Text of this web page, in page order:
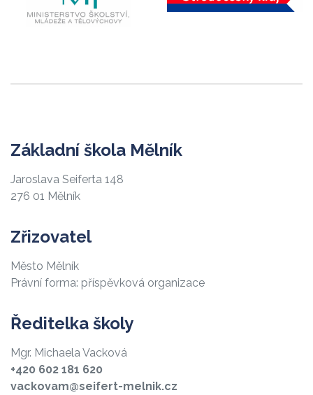
Základní škola Mělník
Jaroslava Seiferta 148
276 01 Mělník
Zřizovatel
Město Mělník
Právní forma: příspěvková organizace
Ředitelka školy
Mgr. Michaela Vacková
+420 602 181 620
vackovam@seifert-melnik.cz